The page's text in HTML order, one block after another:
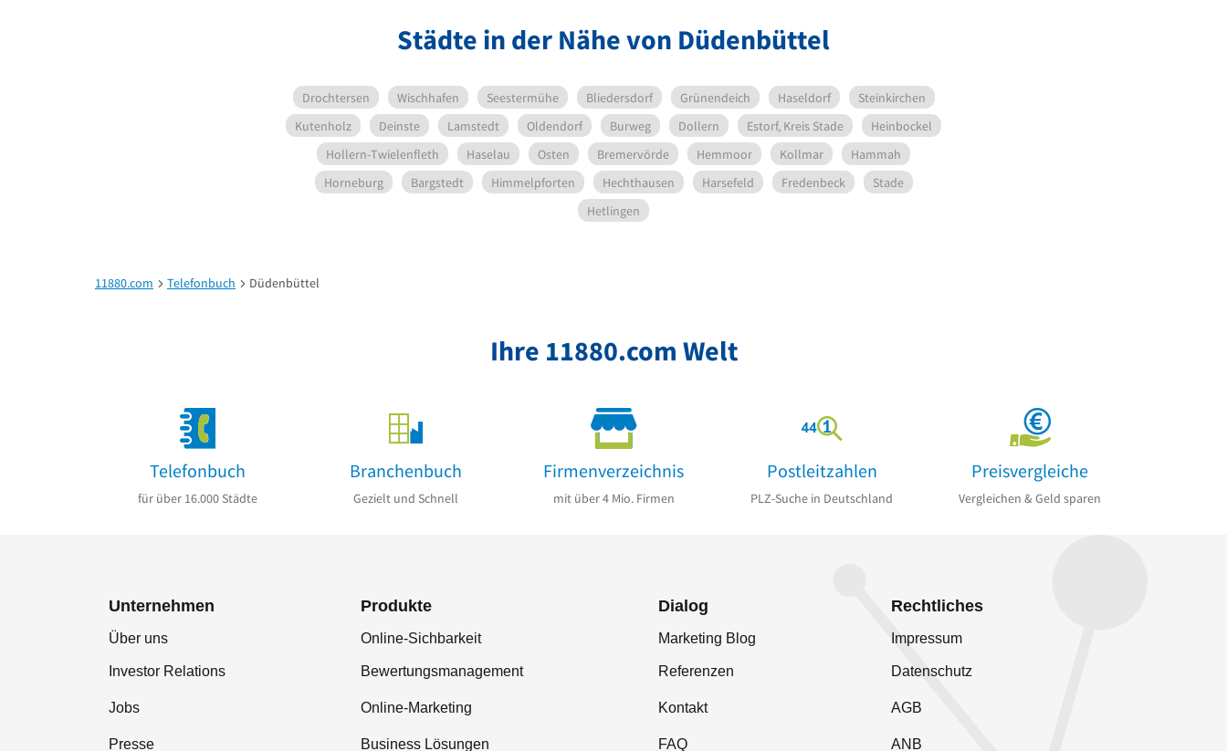
Städte in der Nähe von Düdenbüttel
Drochtersen Wischhafen Seestermühe Bliedersdorf Grünendeich Haseldorf
Steinkirchen
Kutenholz
Deinste Lamstedt Oldendorf Burweg Dollern Estorf, Kreis Stade
Heinbockel
Hollern-Twielenfleth
Haselau Osten Bremervörde Hemmoor Kollmar
Hammah
Horneburg
Bargstedt Himmelpforten Hechthausen Harsefeld Fredenbeck
Stade
Hetlingen
11880.com Telefonbuch Düdenbüttel
Ihre 11880.com Welt
Telefonbuch
für über 16.000 Städte
Branchenbuch
Gezielt und Schnell
Firmenverzeichnis
mit über 4 Mio. Firmen
Postleitzahlen
PLZ-Suche in Deutschland
Preisvergleiche
Vergleichen & Geld sparen
Unternehmen
Über uns
Investor Relations
Jobs
Presse
Produkte
Online-Sichbarkeit
Bewertungsmanagement
Online-Marketing
Business Lösungen
Dialog
Marketing Blog
Referenzen
Kontakt
FAQ
Rechtliches
Impressum
Datenschutz
AGB
ANB